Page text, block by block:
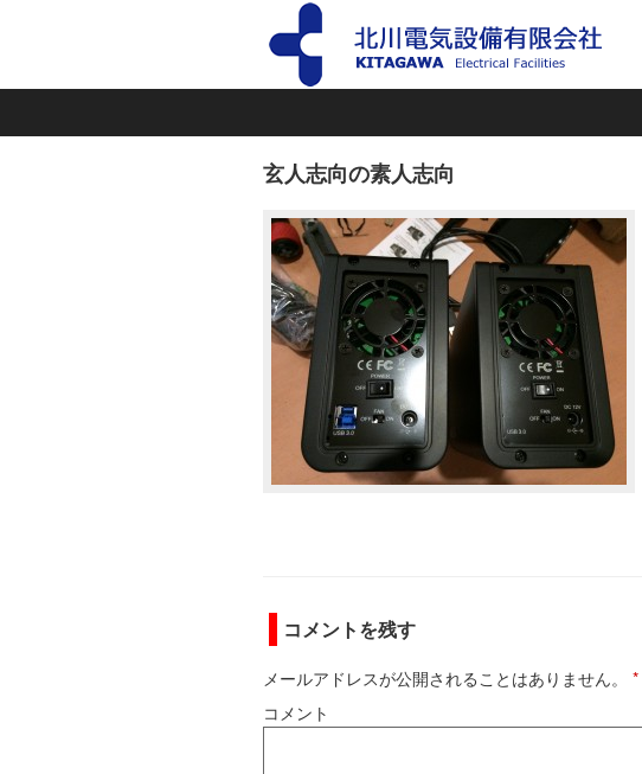
玄人志向の素人志向
コメントを残す
メールアドレスが公開されることはありません。 *
コメント